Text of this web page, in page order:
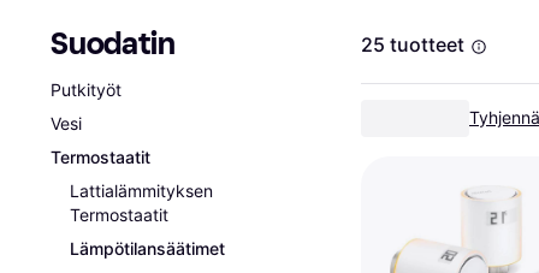
Suodatin
Putkityöt
Vesi
Termostaatit
Lattialämmityksen
Termostaatit
Lämpötilansäätimet
25 tuotteet